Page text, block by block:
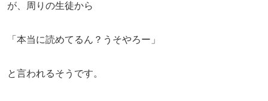
が、周りの生徒から
「本当に読めてるん？うそやろー」
と言われるそうです。